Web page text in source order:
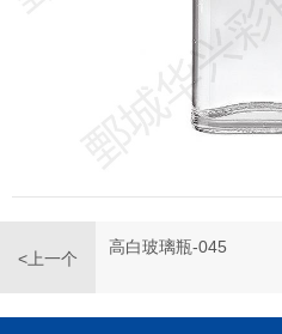
<上一个
高白玻璃瓶-045